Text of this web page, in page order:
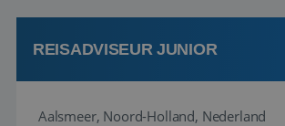
werken: of het nu gaat om vragen ...
REISADVISEUR JUNIOR
Aalsmeer, Noord-Holland, Nederland